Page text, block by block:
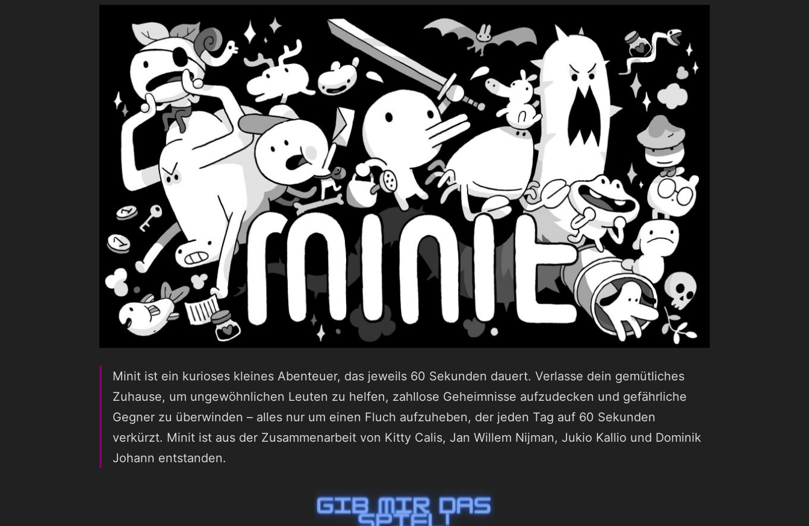
Minit ist ein kurioses kleines Abenteuer, das jeweils 60 Sekunden dauert. Verlasse dein gemütliches
Zuhause, um ungewöhnlichen Leuten zu helfen, zahllose Geheimnisse aufzudecken und gefährliche
Gegner zu überwinden – alles nur um einen Fluch aufzuheben, der jeden Tag auf 60 Sekunden
verkürzt. Minit ist aus der Zusammenarbeit von Kitty Calis, Jan Willem Nijman, Jukio Kallio und Dominik
Johann entstanden.